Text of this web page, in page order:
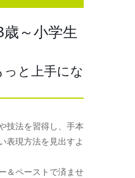
～小学生
と上手にな
技法を習得し、手本
表現方法を見出すよ
＆ペーストで済ませ